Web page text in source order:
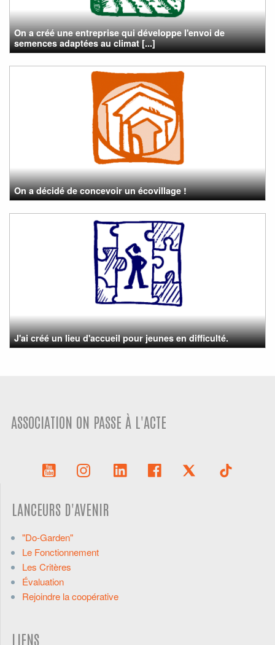
On a créé une entreprise qui développe l'envoi de
semences adaptées au climat [...]
On a décidé de concevoir un écovillage !
J'ai créé un lieu d'accueil pour jeunes en difficulté.
ASSOCIATION ON PASSE À L'ACTE
LANCEURS D'AVENIR
"Do-Garden"
Le Fonctionnement
Les Critères
Évaluation
Rejoindre la coopérative
LIENS